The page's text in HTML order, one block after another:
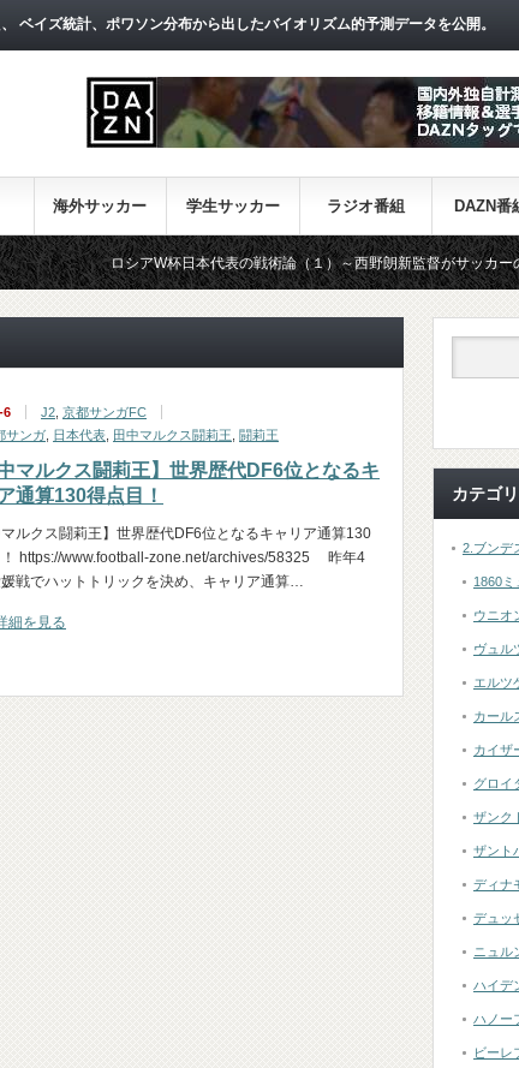
ベイズ統計、ポワソン分布から出したバイオリズム的予測データを公開。
海外サッカー 学生サッカー ラジオ番組 DAZN番
ロシアW杯日本代表の戦術論（１）～西野朗新監督がサッカーのスタイルは
6 J2 京都サンガFC
サンガ 日本代表 田中マルクス闘莉王 闘莉王
中マルクス闘莉王】世界歴代DF6位となるキ
通算130得点目！
マルクス闘莉王】世界歴代DF6位となるキャリア通算130
https://www.football-zone.net/archives/58325 昨年4
媛戦でハットトリックを決め、キャリア通算…
細を見る
カテゴ
2.ブンデ
1860ミ
ウニオ
ヴュル
エルツ
カール
カイザ
グロイ
ザンク
ザント
ディナ
デュッ
ニュル
ハイデ
ハノー
ビーレ